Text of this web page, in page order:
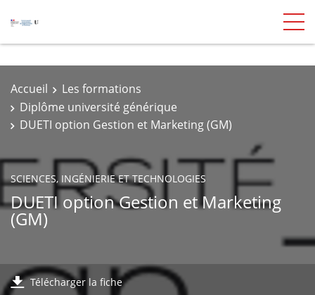
Accueil
Les formations
Diplôme université générique
DUETI option Gestion et Marketing (GM)
SCIENCES, INGÉNIERIE ET TECHNOLOGIES
DUETI option Gestion et Marketing
(GM)
Télécharger la fiche